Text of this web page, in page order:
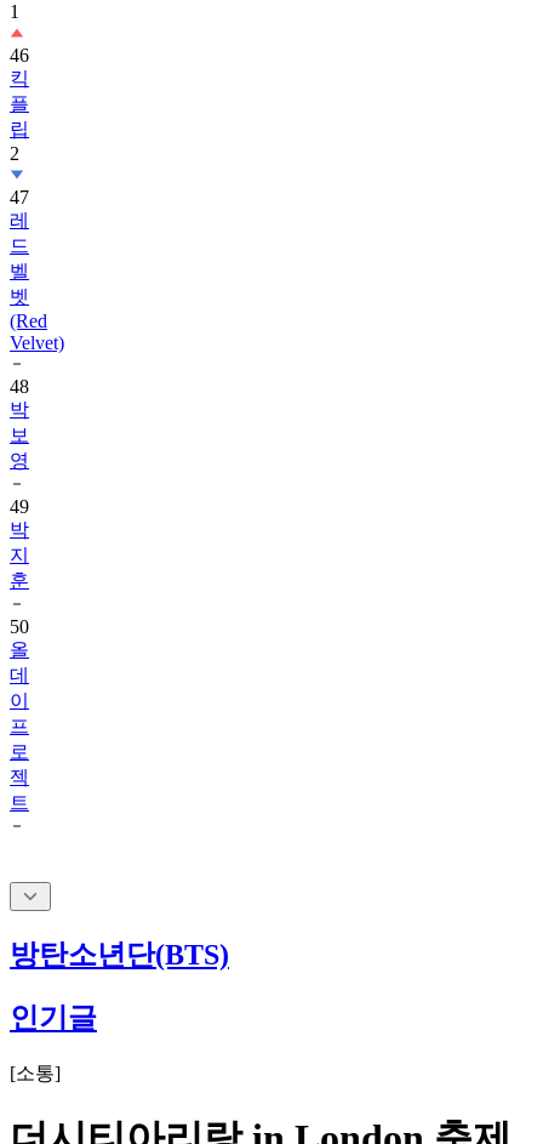
46
킥
플
립
2
47
레
드
벨
벳
(Red
Velvet)
48
박
보
영
49
박
지
훈
50
올
데
이
프
로
젝
트
방탄소년단(BTS)
인기글
[소통]